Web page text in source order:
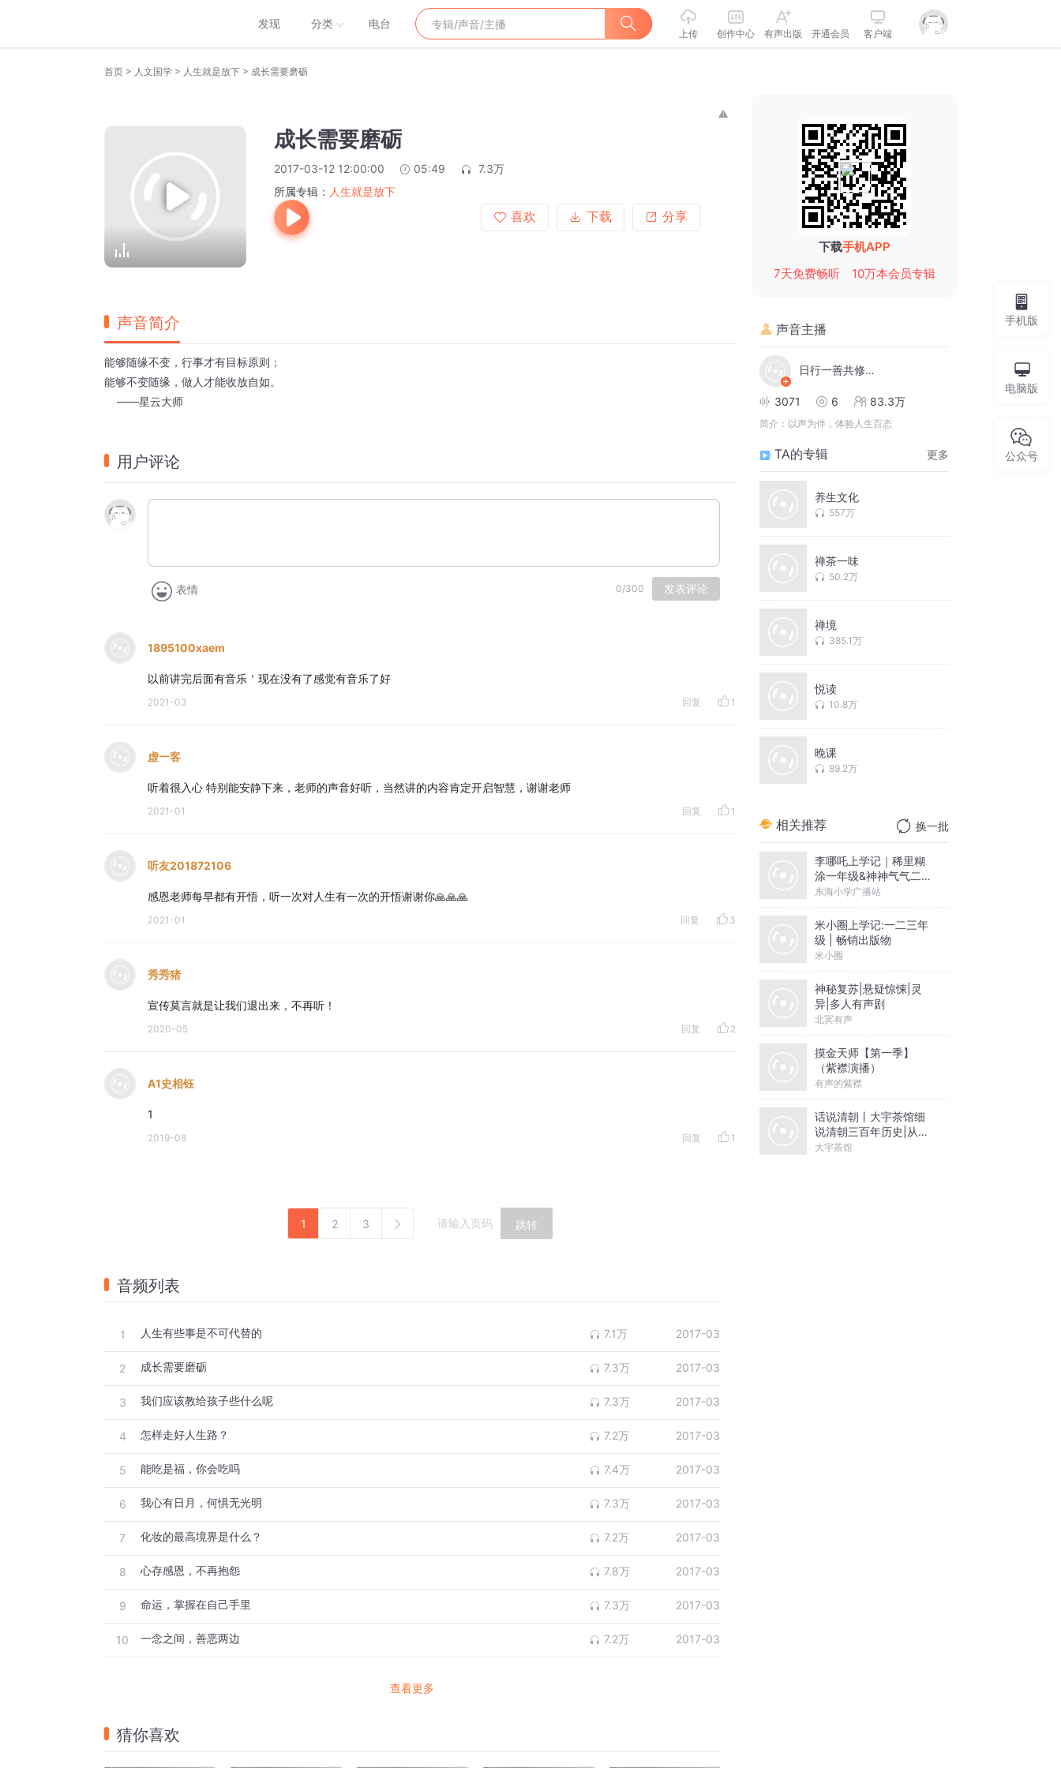
发现 分类 电台
上传 创作中心 有声出版 开通会员 客户端
首页 > 人文国学 > 人生就是放下 > 成长需要磨砺
成长需要磨砺
2017-03-12 12:00:00 05:49
7.3万
所属专辑： 人生就是放下
喜欢
下载 分享
声音简介
能够随缘不变，行事才有目标原则；
能够不变随缘，做人才能收放自如。
——星云大师
用户评论
表情 0/300 发表评论
1895100xaem
以前讲完后面有音乐＇现在没有了感觉有音乐了好
2021-03 回复 1
虚一客
听着很入心 特别能安静下来，老师的声音好听，当然讲的内容肯定开启智慧，谢谢老师
2021-01 回复 1
听友201872106
感恩老师每早都有开悟，听一次对人生有一次的开悟谢谢你🙏🙏🙏
2021-01 回复 3
秀秀猪
宣传莫言就是让我们退出来，不再听！
2020-05 回复 2
A1史相钰
1
2019-08 回复 1
1 2 3 跳转
音频列表
1 人生有些事是不可代替的 7.1万 2017-03
2 成长需要磨砺 7.3万 2017-03
3 我们应该教给孩子些什么呢 7.3万 2017-03
4 怎样走好人生路？ 7.2万 2017-03
5 能吃是福，你会吃吗 7.4万 2017-03
6 我心有日月，何惧无光明 7.3万 2017-03
7 化妆的最高境界是什么？ 7.2万 2017-03
8 心存感恩，不再抱怨 7.8万 2017-03
9 命运，掌握在自己手里 7.3万 2017-03
10 一念之间，善恶两边 7.2万 2017-03
查看更多
猜你喜欢
下载手机APP
7天免费畅听
10万本会员专辑
声音主播
日行一善共修平台
3071 6 83.3万
简介： 以声为伴，体验人生百态
TA的专辑 更多
养生文化
557万
禅茶一味
50.2万
禅境
385.1万
悦读
10.8万
晚课
89.2万
相关推荐 换一批
李哪吒上学记｜稀里糊
涂一年级&神神气气二年
级
东海小学广播站
米小圈上学记:一二三年
级 | 畅销出版物
米小圈
神秘复苏|悬疑惊悚|灵
异|多人有声剧
北冥有声
摸金天师【第一季】
（紫襟演播）
有声的紫襟
话说清朝丨大宇茶馆细
说清朝三百年历史|从努
尔哈赤到末代皇帝溥仪|
大宇茶馆
手机版
电脑版
公众号